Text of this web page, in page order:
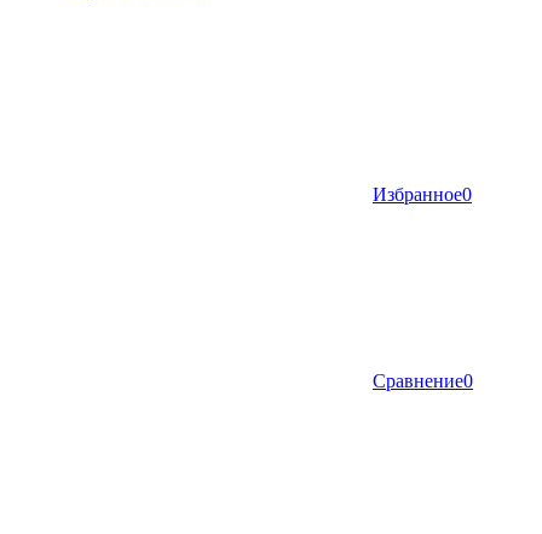
Избранное0
Сравнение0